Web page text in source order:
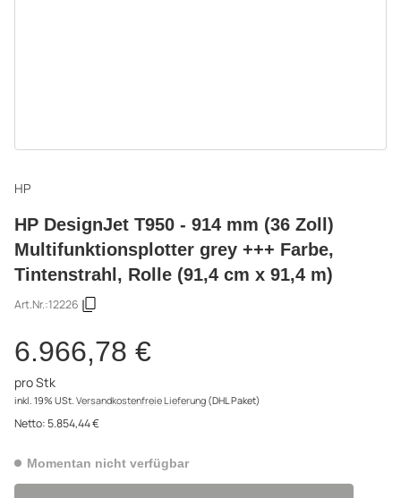
HP
HP DesignJet T950 - 914 mm (36 Zoll)
Multifunktionsplotter grey +++ Farbe,
Tintenstrahl, Rolle (91,4 cm x 91,4 m)
Art.Nr.:12226
6.966,78 €
pro Stk
inkl. 19% USt. Versandkostenfreie Lieferung (DHL Paket)
Netto:5.854,44 €
Momentan nicht verfügbar